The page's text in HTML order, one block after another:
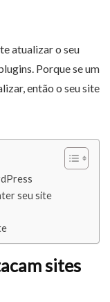
atualizar o seu
Porque se um
então o seu site
seu site
sites